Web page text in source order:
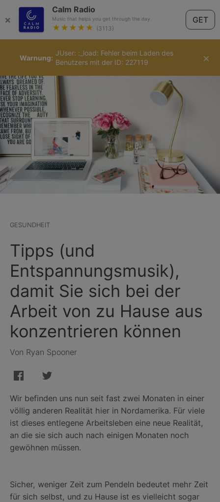
×
Calm Radio
Music that helps you get through the day.
★★★★★ (3113)
GET
×
Warnung
JUser: :_load: Fehler beim Laden des
Benutzers mit der ID: 227119
Deutsch
GESUNDHEIT
Tipps (und
Entspannungsmusik),
damit Sie sich bei der
Arbeit von zu Hause aus
konzentrieren können
Von Ryan Spooner
Wir befinden uns nun seit fast zwei Monaten in einer
völlig anderen Realität hier in Nordamerika. Für viele
ist dieses entlegene Arbeitsleben eine neue Realität,
an die sie sich auch nach einigen Monaten noch
gewöhnen müssen.
Sicher, weniger Zeit zum Pendeln bedeutet mehr Zeit
für sich selbst, und zu Hause ist es vielleicht sogar